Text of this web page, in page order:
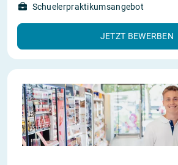
Schuelerpraktikumsangebot
JETZT BEWERBEN